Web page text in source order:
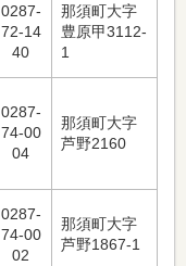
0287-
72-14
40
那須町大字
豊原甲3112-
1
0287-
74-00
04
那須町大字
芦野2160
0287-
74-00
02
那須町大字
芦野1867-1